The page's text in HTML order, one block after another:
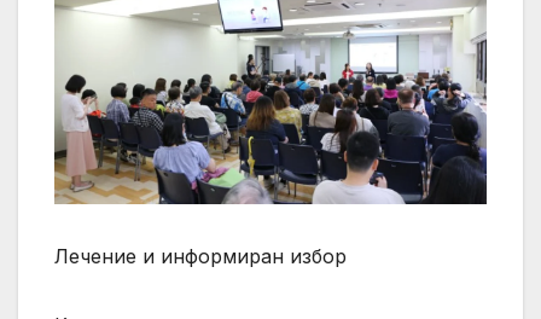
Лечение и информиран избор